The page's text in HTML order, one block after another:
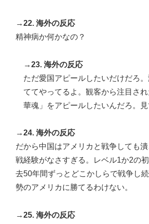
→22. 海外の反応
精神病か何かなの？
→23. 海外の反応
ただ愛国アピールしたいだけだろ
ててやってるよ。観客から注目さ
華魂」をアピールしたいんだろ。
→24. 海外の反応
だから中国はアメリカと戦争しても
戦経験がなさすぎる。レベル1か2の
去50年間ずっとどこかしらで戦争し
勢のアメリカに勝てるわけない。
→25. 海外の反応